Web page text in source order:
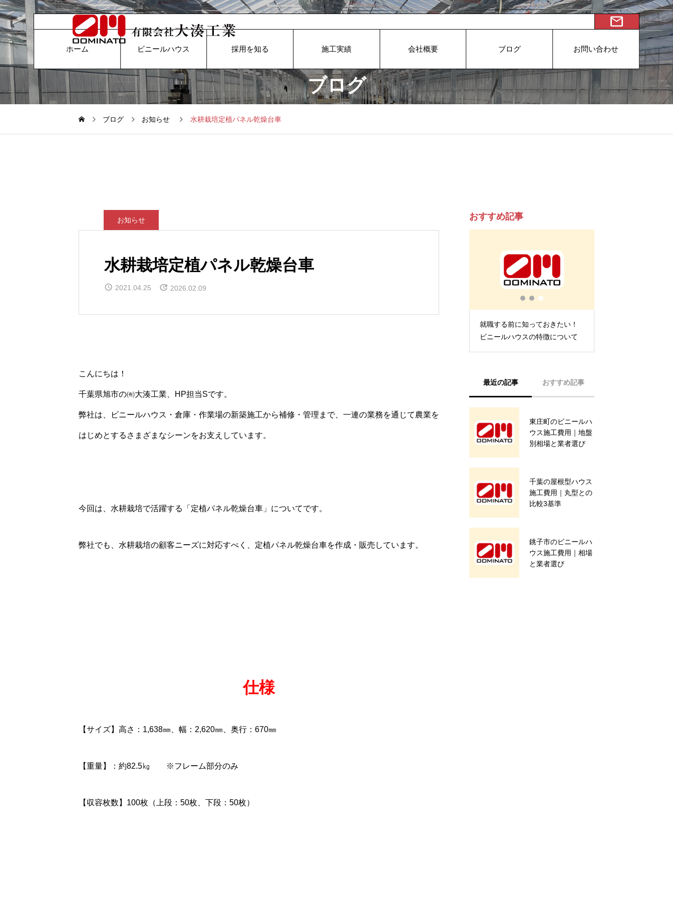
mail
ホーム ビニールハウス 採用を知る 施工実績 会社概要 ブログ お問い合わせ
ブログ
ブログ お知らせ 水耕栽培定植パネル乾燥台車
お知らせ
水耕栽培定植パネル乾燥台車
2021.04.25 2026.02.09
こんにちは！
千葉県旭市の㈲大湊工業、HP担当Sです。
弊社は、ビニールハウス・倉庫・作業場の新築施工から補修・管理まで、一連の業務を通じて農業を
はじめとするさまざまなシーンをお支えしています。
今回は、水耕栽培で活躍する「定植パネル乾燥台車」についてです。
弊社でも、水耕栽培の顧客ニーズに対応すべく、定植パネル乾燥台車を作成・販売しています。
仕様
【サイズ】高さ：1,638㎜、幅：2,620㎜、奥行：670㎜
【重量】：約82.5㎏ ※フレーム部分のみ
【収容枚数】100枚（上段：50枚、下段：50枚）
おすすめ記事
就職する前に知っておきたい！
ビニールハウスの特徴について
最近の記事 おすすめ記事
東庄町のビニールハ
ウス施工費用｜地盤
別相場と業者選び
千葉の屋根型ハウス
施工費用｜丸型との
比較3基準
銚子市のビニールハ
ウス施工費用｜相場
と業者選び
ビニールハウスの修
理は自分でやっても
いいの？
農業用倉庫建設で実
現する最適な保存空
間
旭市 H様 解体移
設工事